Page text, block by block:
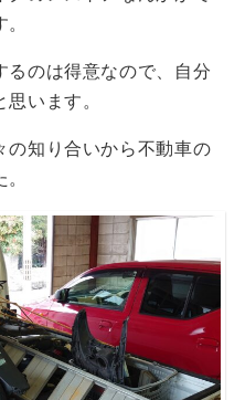
るのは得意なので、自分
います。
の知り合いから不動車の